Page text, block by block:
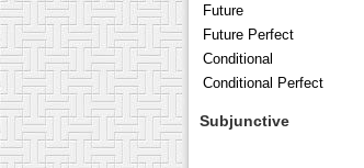
Future
Future Perfect
Conditional
Conditional Perfect
Subjunctive